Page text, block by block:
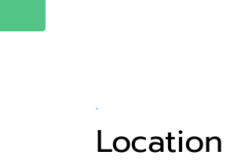
Location